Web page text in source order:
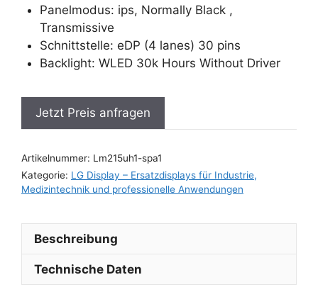
Panelmodus: ips, Normally Black ,
Transmissive
Schnittstelle: eDP (4 lanes) 30 pins
Backlight: WLED 30k Hours Without Driver
Jetzt Preis anfragen
Artikelnummer: Lm215uh1-spa1
Kategorie: LG Display – Ersatzdisplays für Industrie,
Medizintechnik und professionelle Anwendungen
Beschreibung
Technische Daten